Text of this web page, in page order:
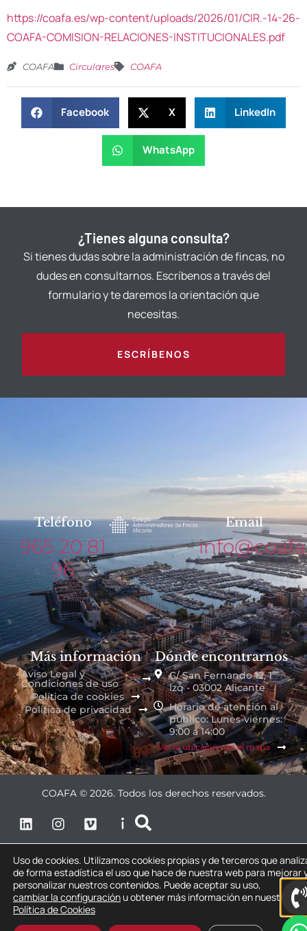
https://coafa.es/wp-content/uploads/2026/01/CIR.-14-26-
COAFA-COMISION-RELACIONES-INSTITUCIONALES.pdf
COAFA Circulares COAFA
Facebook X LinkedIn
WhatsApp
¿Tienes alguna consulta?
Si tienes dudas sobre la administración de fincas, no
dudes en consultarnos. Escríbenos a través del
formulario y te daremos la orientación que
necesitas.
ESCRÍBENOS
Teléfono
965 20 81
96
Email
Más información
Aviso Legal y
Condiciones de uso
Política de cookies
Política de privacidad
Dónde encontrarnos
C/ San Fernando 12, 1º
Izq - 03002 Alicante
Horario de atención al
público: Lunes-viernes:
9:00 a 14:00
Ver la ubicación en el mapa
COAFA © 2026. Todos los derechos reservados.
Uso de cookies. Utilizamos cookies propias y de terceros que
de forma estadística el uso que hace de nuestra web para mejorar
personalizar nuestros contenidos. Puede aceptar su uso,
cambiar la configuraciónu obtener más información en nuestra
Política de Cookies